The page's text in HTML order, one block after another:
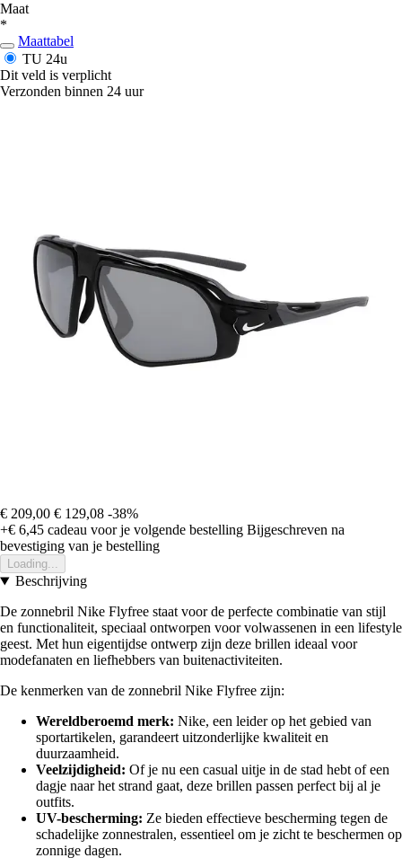
Maat
*
Maattabel
TU 24u
Dit veld is verplicht
Verzonden binnen 24 uur
€ 209,00 € 129,08 -38%
+€ 6,45 cadeau voor je volgende bestelling Bijgeschreven na
bevestiging van je bestelling
Loading...
Beschrijving
De zonnebril Nike Flyfree staat voor de perfecte combinatie van stijl
en functionaliteit, speciaal ontworpen voor volwassenen in een lifestyle
geest. Met hun eigentijdse ontwerp zijn deze brillen ideaal voor
modefanaten en liefhebbers van buitenactiviteiten.
De kenmerken van de zonnebril Nike Flyfree zijn:
Wereldberoemd merk: Nike, een leider op het gebied van
sportartikelen, garandeert uitzonderlijke kwaliteit en
duurzaamheid.
Veelzijdigheid: Of je nu een casual uitje in de stad hebt of een
dagje naar het strand gaat, deze brillen passen perfect bij al je
outfits.
UV-bescherming: Ze bieden effectieve bescherming tegen de
schadelijke zonnestralen, essentieel om je zicht te beschermen op
zonnige dagen.